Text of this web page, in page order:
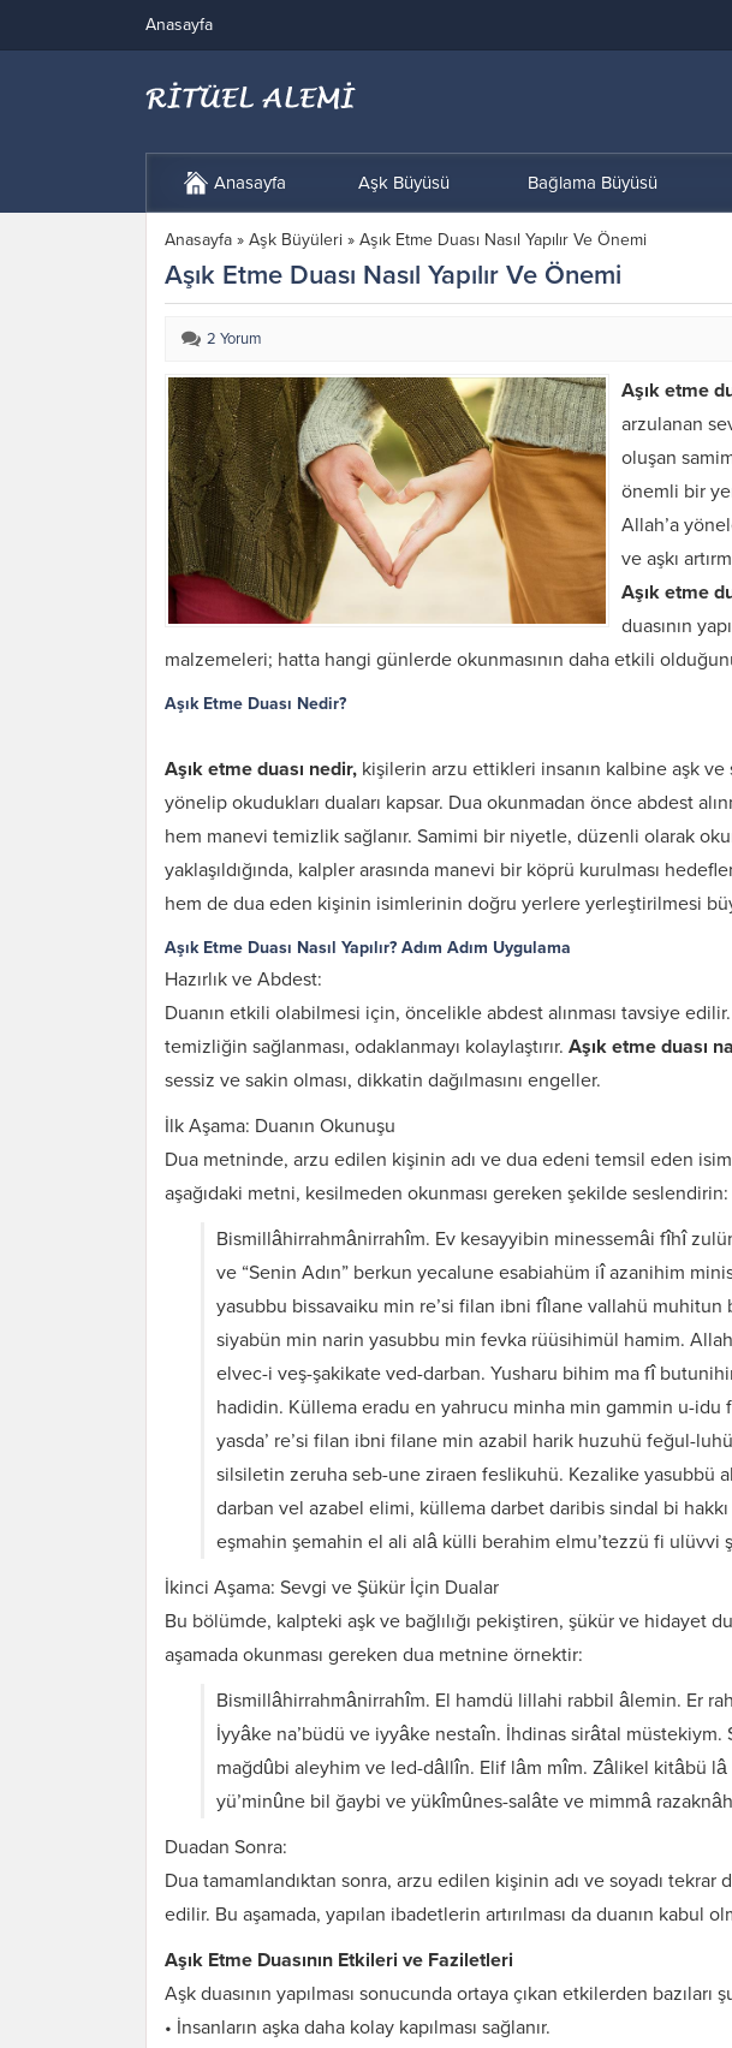
Anasayfa
Anasayfa Aşk Büyüsü Bağlama Büyüsü
Anasayfa » Aşk Büyüleri » Aşık Etme Duası Nasıl Yapılır Ve Önemi
Aşık Etme Duası Nasıl Yapılır Ve Önemi
2 Yorum
Aşık etme
arzulanan
oluşan
önemli bir
Allah’a
ve aşkı
Aşık etme
duasının
malzemeleri; hatta hangi günlerde okunmasının daha etkili
Aşık Etme Duası Nedir?
Aşık etme duası nedir, kişilerin arzu ettikleri insanın kalbine aşk
yönelip okudukları duaları kapsar. Dua okunmadan önce abdest
hem manevi temizlik sağlanır. Samimi bir niyetle, düzenli olarak
yaklaşıldığında, kalpler arasında manevi bir köprü kurulması
hem de dua eden kişinin isimlerinin doğru yerlere yerleştirilmesi
Aşık Etme Duası Nasıl Yapılır? Adım Adım Uygulama
Hazırlık ve Abdest:
Duanın etkili olabilmesi için, öncelikle abdest alınması tavsiye
temizliğin sağlanması, odaklanmayı kolaylaştırır. Aşık etme duası
sessiz ve sakin olması, dikkatin dağılmasını engeller.
İlk Aşama: Duanın Okunuşu
Dua metninde, arzu edilen kişinin adı ve dua edeni temsil eden
aşağıdaki metni, kesilmeden okunması gereken şekilde seslendirin:
Bismillâhirrahmânirrahîm. Ev kesayyibin minessemâi fîhî
ve “Senin Adın” berkun yecalune esabiahüm iî azanihim
yasubbu bissavaiku min re’si filan ibni fîlane vallahü
siyabün min narin yasubbu min fevka rüüsihimül hamim.
elvec-i veş-şakikate ved-darban. Yusharu bihim ma fî
hadidin. Küllema eradu en yahrucu minha min gammin u-idu
yasda’ re’si filan ibni filane min azabil harik huzuhü feğul-
silsiletin zeruha seb-une ziraen feslikuhü. Kezalike yasubbü
darban vel azabel elimi, küllema darbet daribis sindal bi
eşmahin şemahin el ali alâ külli berahim elmu’tezzü fi ulüvvi
İkinci Aşama: Sevgi ve Şükür İçin Dualar
Bu bölümde, kalpteki aşk ve bağlılığı pekiştiren, şükür ve hidayet
aşamada okunması gereken dua metnine örnektir:
Bismillâhirrahmânirrahîm. El hamdü lillahi rabbil âlemin. Er
İyyâke na’büdü ve iyyâke nestaîn. İhdinas sirâtal
mağdûbi aleyhim ve led-dâllîn. Elif lâm mîm. Zâlikel kitâbü
yü’minûne bil ğaybi ve yükîmûnes-salâte ve mimmâ
Duadan Sonra:
Dua tamamlandıktan sonra, arzu edilen kişinin adı ve soyadı tekrar
edilir. Bu aşamada, yapılan ibadetlerin artırılması da duanın kabul
Aşık Etme Duasının Etkileri ve Faziletleri
Aşk duasının yapılması sonucunda ortaya çıkan etkilerden bazıları
• İnsanların aşka daha kolay kapılması sağlanır.
Karı Koca Arası
Muhabbeti Artıran
Kişiye Özel Vefkler ve